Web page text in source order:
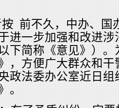
前不久，中办、国
进一步加强和改进
下简称《意见》）
，方便广大群众和
政法委办公室近日
。